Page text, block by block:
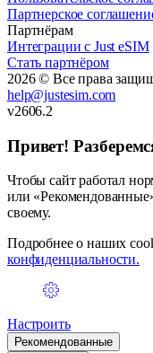
Партнерское
Партнёрам
Интеграции с Just eSIM
Стать партнёром
2026 © Все права
help@justesim.com
v2606.2
Привет!
Чтобы сайт работал
или
своему.
Подробнее о наших
конфиденциальности.
Настроить
Рекомендованные